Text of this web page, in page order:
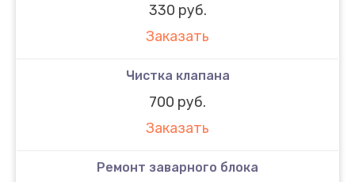
330 руб.
Заказать
Чистка клапана
700 руб.
Заказать
Ремонт заварного блока